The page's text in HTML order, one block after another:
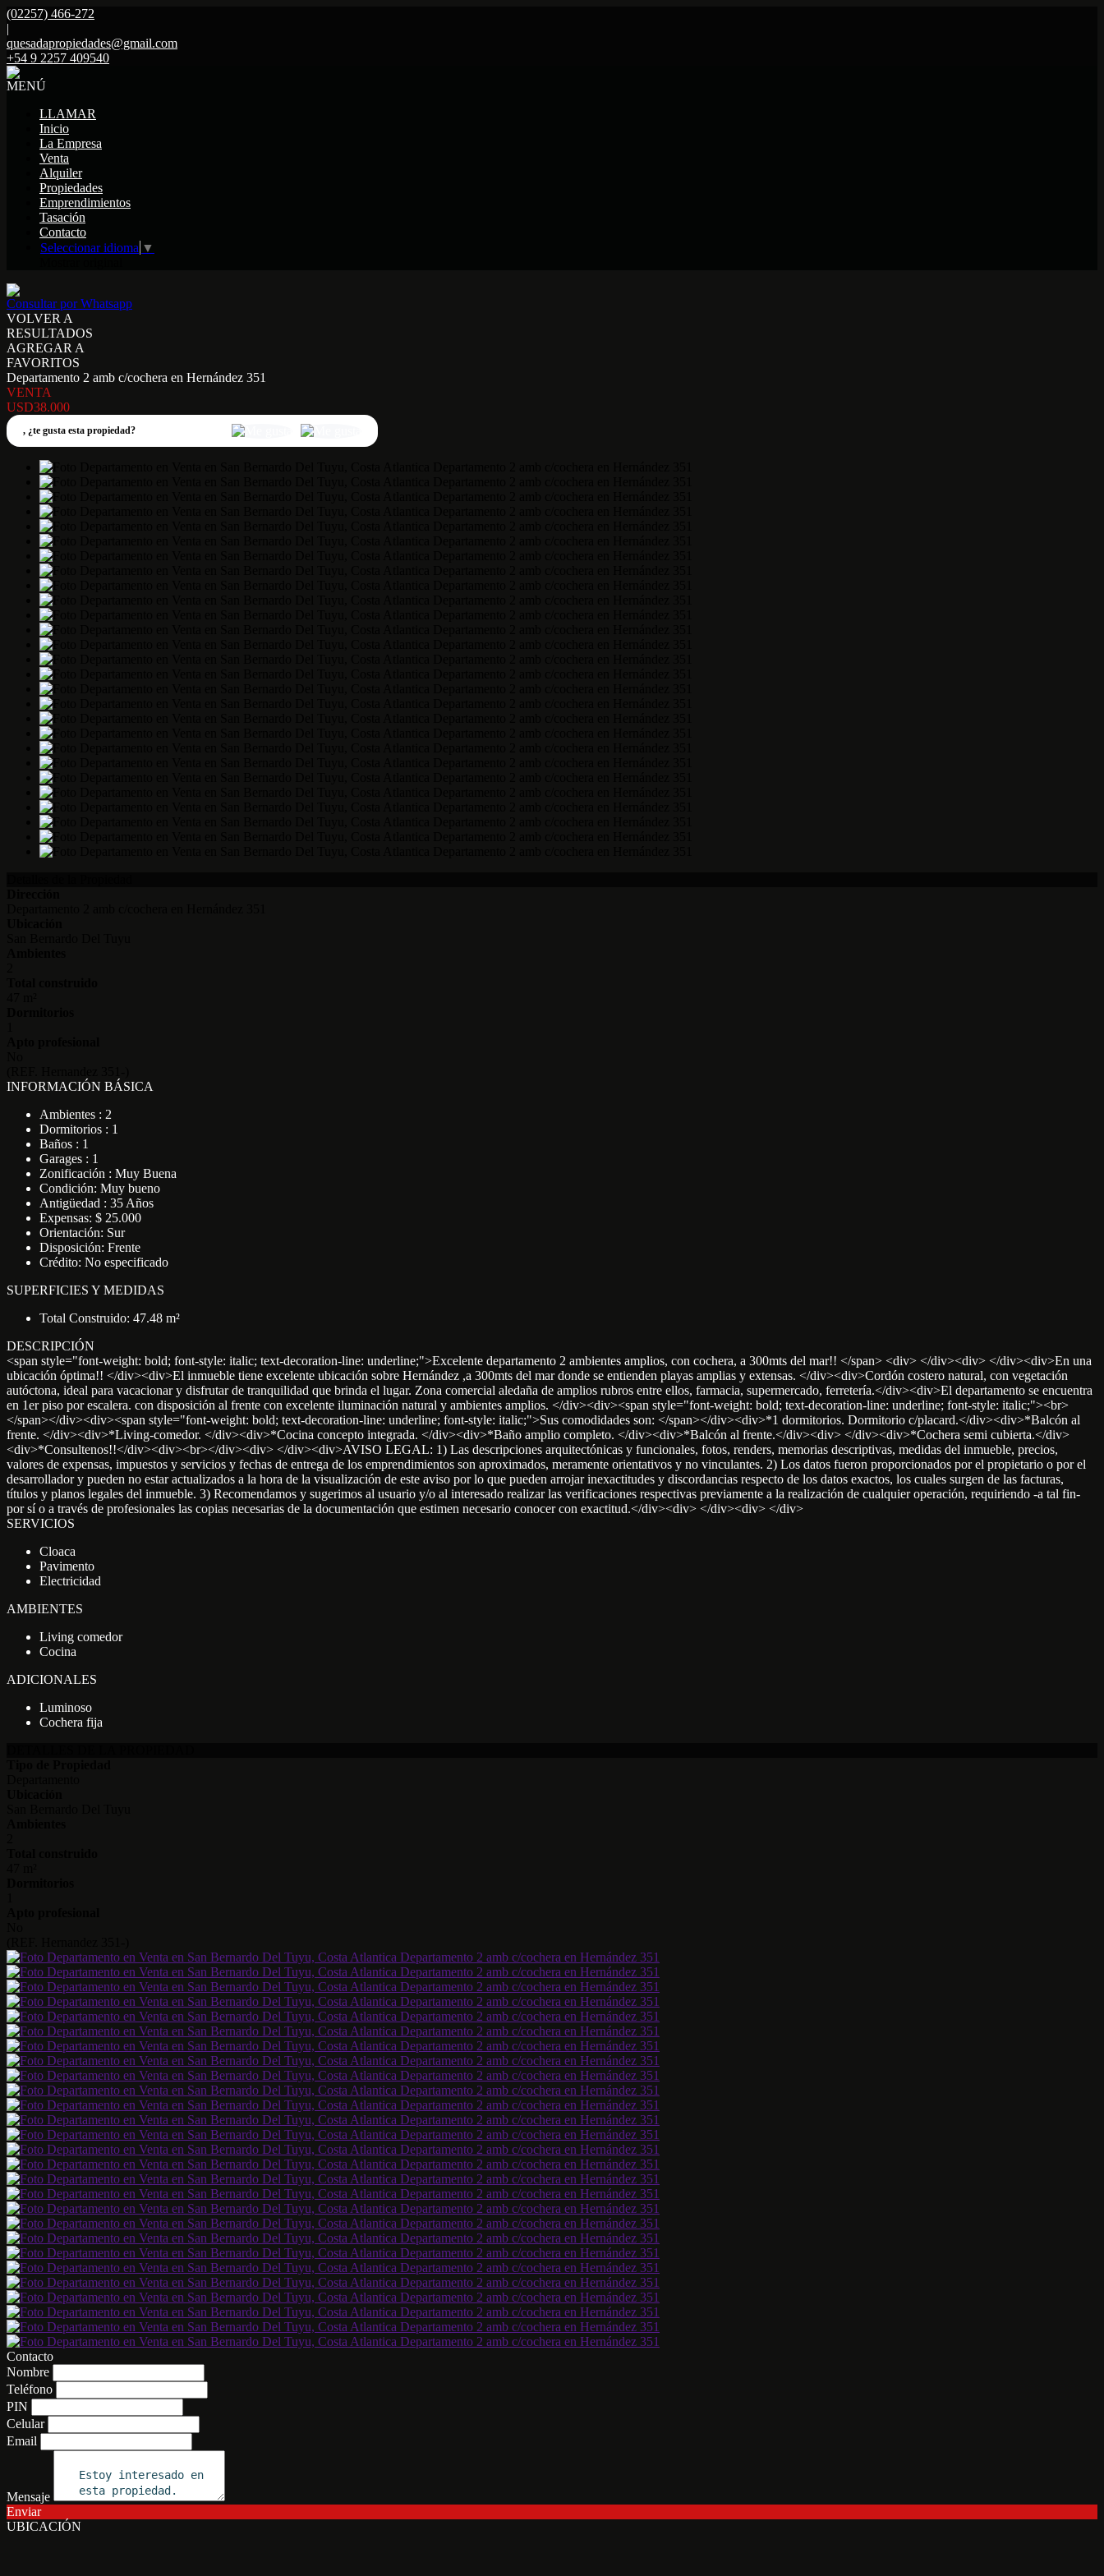
(02257) 466-272
|
quesadapropiedades@gmail.com
+54 9 2257 409540
MENÚ
LLAMAR
Inicio
La Empresa
Venta
Alquiler
Propiedades
Emprendimientos
Tasación
Contacto
Seleccionar idioma ▼
Consultar por Whatsapp
VOLVER A
RESULTADOS
AGREGAR A
FAVORITOS
Departamento 2 amb c/cochera en Hernández 351
VENTA
USD38.000
, ¿te gusta esta propiedad?
INFORMACIÓN BÁSICA
Ambientes : 2
Dormitorios : 1
Baños : 1
Garages : 1
Zonificación : Muy Buena
Condición: Muy bueno
Antigüedad : 35 Años
Expensas: $ 25.000
Orientación: Sur
Disposición: Frente
Crédito: No especificado
SUPERFICIES Y MEDIDAS
Total Construido: 47.48 m²
DESCRIPCIÓN
<span style="font-weight: bold; font-style: italic; text-decoration-line: underline;">Excelente departamento 2 ambientes amplios, con cochera, a 300mts del mar!! </span> <div> </div><div> </div><div>En una
ubicación óptima!! </div><div>El inmueble tiene excelente ubicación sobre Hernández ,a 300mts del mar donde se entienden playas amplias y extensas. </div><div>Cordón costero natural, con vegetación
autóctona, ideal para vacacionar y disfrutar de tranquilidad que brinda el lugar. Zona comercial aledaña de amplios rubros entre ellos, farmacia, supermercado, ferretería.</div><div>El departamento se encuentra
en 1er piso por escalera. con disposición al frente con excelente iluminación natural y ambientes amplios. </div><div><span style="font-weight: bold; text-decoration-line: underline; font-style: italic;"><br>
</span></div><div><span style="font-weight: bold; text-decoration-line: underline; font-style: italic;">Sus comodidades son: </span></div><div>*1 dormitorios. Dormitorio c/placard.</div><div>*Balcón al
frente. </div><div>*Living-comedor. </div><div>*Cocina concepto integrada. </div><div>*Baño amplio completo. </div><div>*Balcón al frente.</div><div> </div><div>*Cochera semi cubierta.</div>
<div>*Consultenos!!</div><div><br></div><div> </div><div>AVISO LEGAL: 1) Las descripciones arquitectónicas y funcionales, fotos, renders, memorias descriptivas, medidas del inmueble, precios,
valores de expensas, impuestos y servicios y fechas de entrega de los emprendimientos son aproximados, meramente orientativos y no vinculantes. 2) Los datos fueron proporcionados por el propietario o por el
desarrollador y pueden no estar actualizados a la hora de la visualización de este aviso por lo que pueden arrojar inexactitudes y discordancias respecto de los datos exactos, los cuales surgen de las facturas,
títulos y planos legales del inmueble. 3) Recomendamos y sugerimos al usuario y/o al interesado realizar las verificaciones respectivas previamente a la realización de cualquier operación, requiriendo -a tal fin-
por sí o a través de profesionales las copias necesarias de la documentación que estimen necesario conocer con exactitud.</div><div> </div><div> </div>
SERVICIOS
Cloaca
Pavimento
Electricidad
AMBIENTES
Living comedor
Cocina
ADICIONALES
Luminoso
Cochera fija
Contacto
Nombre
Teléfono
PIN
Celular
Email
Mensaje
Enviar
UBICACIÓN